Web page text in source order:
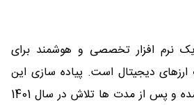
نرم افزار تخصصی و هوشمند برای
ارزهای دیجیتال است. پیاده سازی این
برنامه از سال 94 آغاز شده و پس از مدت ها تلاش در سال 1401